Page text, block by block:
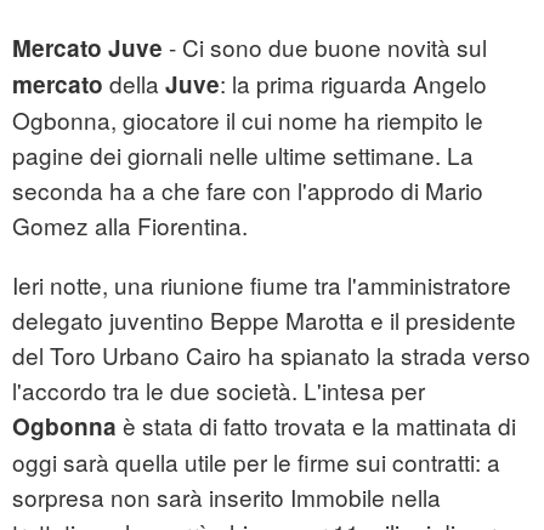
Mercato Juve - Ci sono due buone novità sul
mercato della Juve: la prima riguarda Angelo
Ogbonna, giocatore il cui nome ha riempito le
pagine dei giornali nelle ultime settimane. La
seconda ha a che fare con l'approdo di Mario
Gomez alla Fiorentina.
Ieri notte, una riunione fiume tra l'amministratore
delegato juventino Beppe Marotta e il presidente
del Toro Urbano Cairo ha spianato la strada verso
l'accordo tra le due società. L'intesa per
Ogbonna è stata di fatto trovata e la mattinata di
oggi sarà quella utile per le firme sui contratti: a
sorpresa non sarà inserito Immobile nella